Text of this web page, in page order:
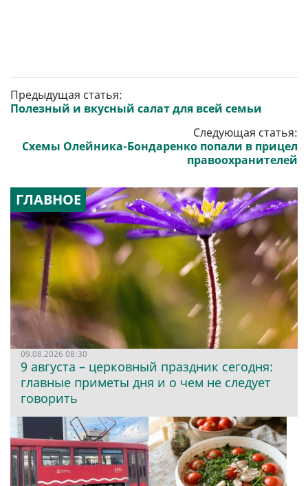
Предыдущая статья:
Полезный и вкусный салат для всей семьи
Следующая статья:
Схемы Олейника-Бондаренко попали в прицел
правоохранителей
ГЛАВНОЕ
09.08.2026 08:30
9 августа – церковный праздник сегодня:
главные приметы дня и о чем не следует
говорить